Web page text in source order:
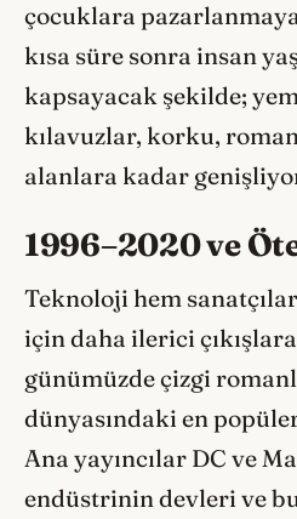
çocuklara
kısa süre sonra insan
kapsayacak şekilde;
kılavuzlar, korku,
alanlara kadar
1996–2020 ve
Teknoloji hem
için daha ilerici
günümüzde çizgi
dünyasındaki en
Ana yayıncılar DC ve
endüstrinin devleri ve